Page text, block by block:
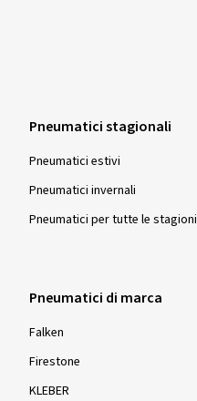
Pneumatici stagionali
Pneumatici estivi
Pneumatici invernali
Pneumatici per tutte le stagioni
Pneumatici di marca
Falken
Firestone
KLEBER